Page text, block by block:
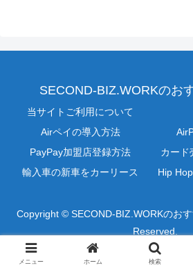
SECOND-BIZ.WORKのお
当サイトご利用について
Airペイの導入方法
PayPay加盟店登録方法
カード
輸入車の新車をカーリース
Hip
Copyright © SECOND-BIZ.WORKのお
Reserved.
メニュー ホーム 検索